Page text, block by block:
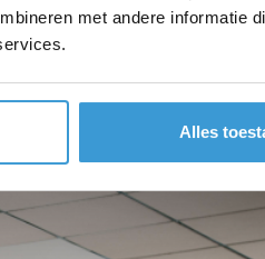
met andere informatie
Alles